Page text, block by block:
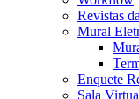
Revistas
Mural
Enquete
Sala